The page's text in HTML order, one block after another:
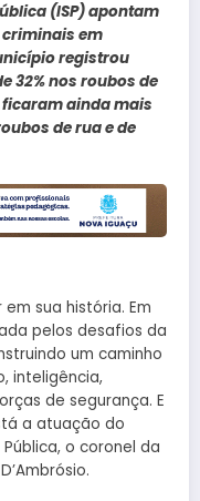
(ISP) apontam
em
registrou
32% nos roubos de
ainda mais
de rua e de
sua história. Em
pelos desafios da
um caminho
inteligência,
de segurança. E
a atuação do
o coronel da